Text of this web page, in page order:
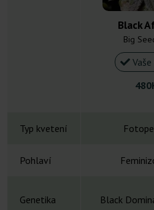
Black
Big
Vaše
Typ kvetení
Pohlaví
Genetika Black